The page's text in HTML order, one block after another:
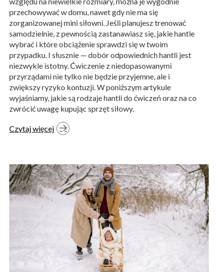
przechowywać w domu, nawet gdy nie ma się
zorganizowanej mini siłowni. Jeśli planujesz trenować
samodzielnie, z pewnością zastanawiasz się, jakie hantle
wybrać i które obciążenie sprawdzi się w twoim
przypadku. I słusznie — dobór odpowiednich hantli jest
niezwykle istotny. Ćwiczenie z niedopasowanymi
przyrządami nie tylko nie będzie przyjemne, ale i
zwiększy ryzyko kontuzji. W poniższym artykule
wyjaśniamy, jakie są rodzaje hantli do ćwiczeń oraz na co
zwrócić uwagę kupując sprzęt siłowy.
Czytaj więcej